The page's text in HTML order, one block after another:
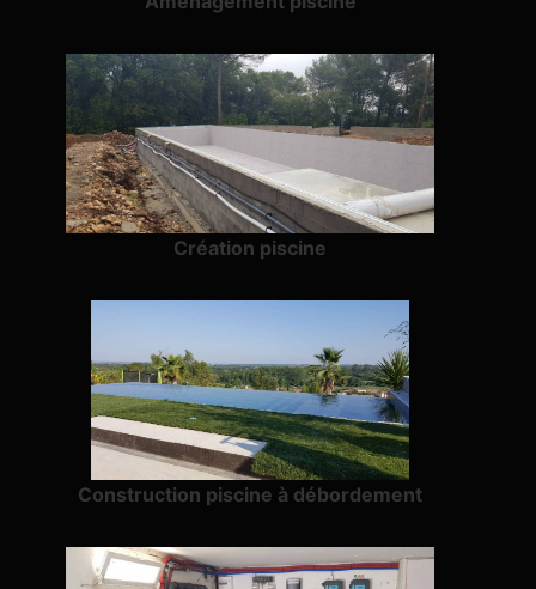
Création piscine
Construction piscine à débordement